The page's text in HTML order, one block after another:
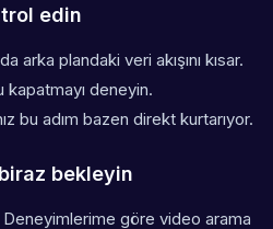
edin
arka plandaki veri akışını kısar.
deneyin.
bu adım bazen direkt kurtarıyor.
bekleyin
Deneyimlerime göre video arama